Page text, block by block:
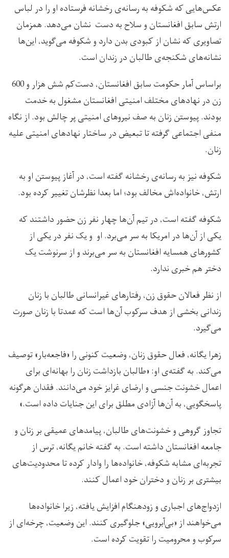
عکس‌هایی که شکوفه به رسانه‌ی رخشانه فرستاده او را در لباس
ارتش سابق افغانستان و سلاح به دست نشان می‌دهد. همزمان
تصاویری که نشان از کبودی بدن دارد و شکوفه می‌گوید، این‌ها
نشانه‌های شکنجه‌ی طالبان در زندان است.
براساس آمار حکومت سابق افغانستان، دست‌کم شش هزار و 600
زن در نهادهای مختلف امنیتی افغانستان مشغول به خدمت
بودند. پیوستن زنان به صف نیروهای امنیتی پر چالش بود. از نگاه
منفی اجتماعی گرفته تا تبعیض در ساختار نهادهای امنیتی علیه
زنان.
شکوفه نیز به رسانه‌ی رخشانه گفته است، در آغاز پیوستن او به
ارتش، خانواده‌اش مخالف بود؛ اما بعدا نظرشان تغییر کرده بود.
شکوفه گفته است، در تیم آن‌ها چهار نفر زن حضور داشتند که
یکی از آن‌ها در امریکا به سر می‌برد. او و یک نفر در یکی از
کشورهای همسایه افغانستان به سر می‌برند و از سرنوشت یک
دختر هم خبری ندارد.
از نظر فعالان حقوق زن، رفتارهای غیرانسانی طالبان با زنان
زندانی بخشی از هدف سرکوب آن‌ها است که عمدتا با زنان صورت
می‌گیرد.
زهرا یگانه، فعال حقوق زنان، وضعیت کنونی را «فاجعه‌بار» توصیف
می‌کند. به گفته‌ی او: «طالبان بازداشت زنان را بهانه‌ای برای
اعمال خشونت جنسی و ارضای غرایز خود می‌دانند. فقدان هرگونه
پاسخگویی، به آن‌ها آزادی مطلق برای این جنایات داده است.»
تجاوز گروهی و خشونت‌های طالبان، پیامدهای عمیقی بر زنان و
جامعه افغانستان داشته است. به گفته خانم یگانه، ترس از
تجربه‌ای مشابه شکوفه، خانواده‌ها را وادار کرده تا محدودیت‌های
بیشتری بر زنان و دختران خود اعمال کنند.
ازدواج‌های اجباری و زودهنگام افزایش یافته، زیرا خانواده‌ها
می‌خواهند از «بی‌آبرویی» جلوگیری کنند. این وضعیت، چرخه‌ای از
سرکوب و محرومیت را تقویت کرده است.